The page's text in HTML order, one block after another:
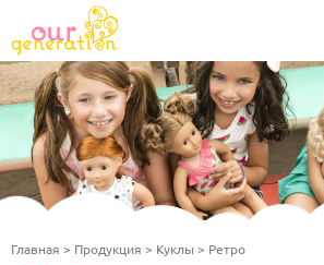
Главная Продукция Куклы Ретро